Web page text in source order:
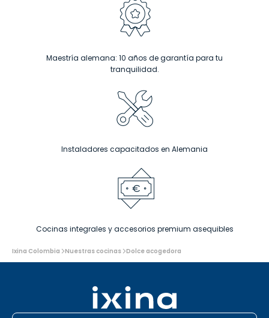
Maestría alemana: 10 años de garantía para tu
tranquilidad.
Instaladores capacitados en Alemania
Cocinas integrales y accesorios premium asequibles
Usted
está
Ixina Colombia Nuestras cocinas Dolce acogedora